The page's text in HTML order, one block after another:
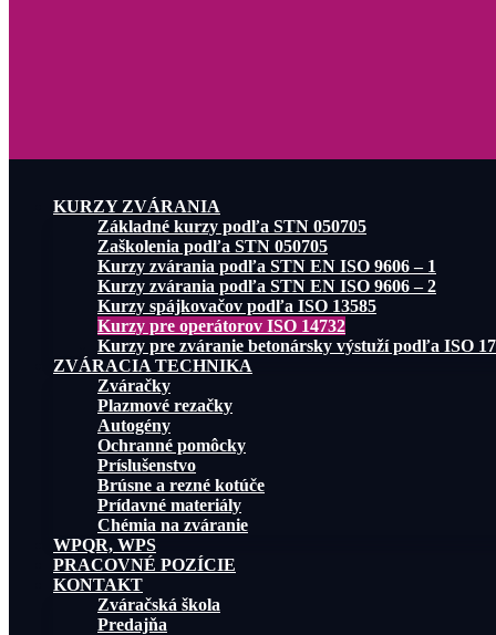
KURZY ZVÁRANIA
Základné kurzy podľa STN 050705
Zaškolenia podľa STN 050705
Kurzy zvárania podľa STN EN ISO 9606 – 1
Kurzy zvárania podľa STN EN ISO 9606 – 2
Kurzy spájkovačov podľa ISO 13585
Kurzy pre operátorov ISO 14732
Kurzy pre zváranie betonársky výstuží podľa ISO
ZVÁRACIA TECHNIKA
Zváračky
Plazmové rezačky
Autogény
Ochranné pomôcky
Príslušenstvo
Brúsne a rezné kotúče
Prídavné materiály
Chémia na zváranie
WPQR, WPS
PRACOVNÉ POZÍCIE
KONTAKT
Zváračská škola
Predajňa